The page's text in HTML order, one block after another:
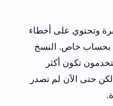
وتحتوي على أخطاء
بحساب خاص. النسخ
تكون أكثر
حتى الآن لم تصدر